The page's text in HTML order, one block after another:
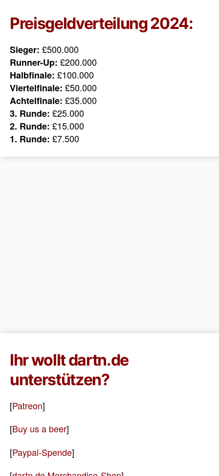
Preisgeldverteilung 2024:
Sieger: £500.000
Runner-Up: £200.000
Halbfinale: £100.000
Viertelfinale: £50.000
Achtelfinale: £35.000
3. Runde: £25.000
2. Runde: £15.000
1. Runde: £7.500
Ihr wollt dartn.de
unterstützen?
[Patreon]
[Buy us a beer]
[Paypal-Spende]